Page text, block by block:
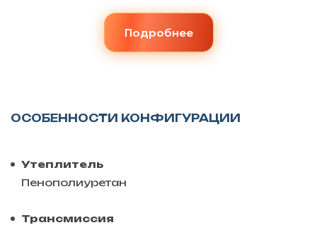
Подробнее
ОСОБЕННОСТИ КОНФИГУРАЦИИ
Утеплитель
Пенополиуретан
Трансмиссия